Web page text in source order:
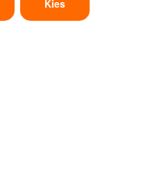
Kies